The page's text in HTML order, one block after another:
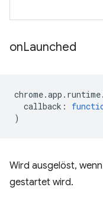
onLaunched
chrome.app . runtime.
callback :
)
Wird ausgelöst,
gestartet wird.